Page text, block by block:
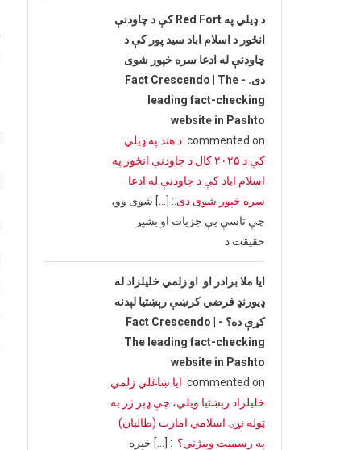
د ډیلي په Red Fort کې د چاودنې
انځور د اسلام اباد سید پور کې د
چاودنې له ادعا سره خپور شوی
دی. - Fact Crescendo | The
leading fact-checking
website in Pashto
commented on د هند په ډیلي
کې د ۲۰۲۵ کال د چاودنې انځور په
اسلام اباد کې د چاودنې له ادعا
سره خپور شوی دی. : […] شوی وو،
چې تاسې یې جزیات او بشپړ
حقیقت د
ایا ملا برادر او او زلمي خلیلزاد له
ډیورنډ فرضي کرښې رېښتیا لېدنه
کړې ده؟ - Fact Crescendo |
The leading fact-checking
website in Pashto
commented on ایا ښاغلي زلمي
خلیلزاد رېښتیا ویلي، چې ډېر ژر به
ټوله نړۍ اسلامي امارت (طالبان)
په رسمیت وپیژني؟ : […] خپره